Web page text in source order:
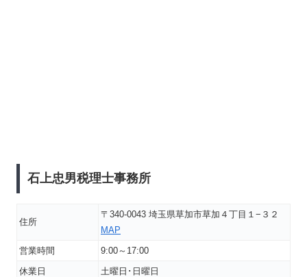
石上忠男税理士事務所
住所
〒340-0043 埼玉県草加市草加４丁目１−３２
MAP
営業時間
9:00～17:00
休業日
土曜日･日曜日